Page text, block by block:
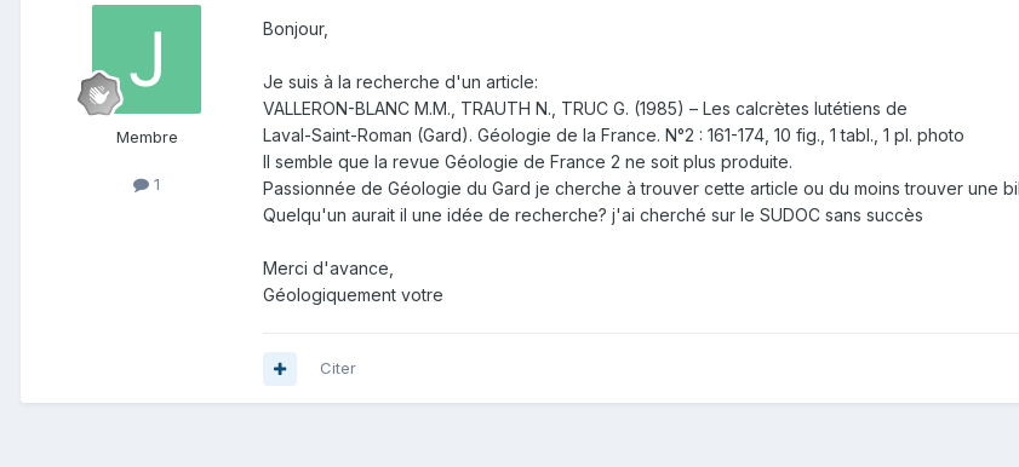
Membre
1
Bonjour,
Je suis à la recherche d'un article:
VALLERON-BLANC M.M., TRAUTH N., TRUC G. (1985) – Les calcrètes lutétiens de
Laval-Saint-Roman (Gard). Géologie de la France. N°2 : 161-174, 10 fig., 1 tabl., 1 pl. photo
Il semble que la revue Géologie de France 2 ne soit plus produite.
Passionnée de Géologie du Gard je cherche à trouver cette article ou du moins trouver une
Quelqu'un aurait il une idée de recherche? j'ai cherché sur le SUDOC sans succès
Merci d'avance,
Géologiquement votre
Citer